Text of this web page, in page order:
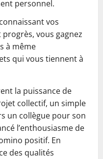
personnel.
vos
vous gagnez
à même
qui vous tiennent à
la puissance de
collectif, un simple
un collègue pour son
l’enthousiasme de
positif. En
des qualités